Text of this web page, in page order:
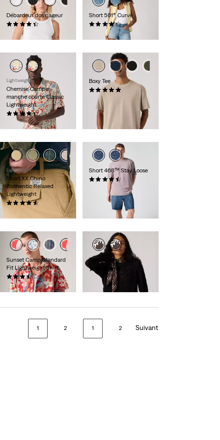
Débardeur dos nageur
26,95 €
Short 501® Curve
(97)
69,95 €
Lightweight
Chemise Camper
manche courte Classic
Lightweight
(51)
54,95 €
Boxy Tee
34,95 €
Lightweight
Short XX Chino
Authentic Relaxed
Lightweight
Short 468™ Stay Loose
(75)
Sunset Camp Standard
Fit Lightweight Shirt
(6)
54,95 €
Bandana en satin
(5)
26,95 €
1 2 Suivant
1 2